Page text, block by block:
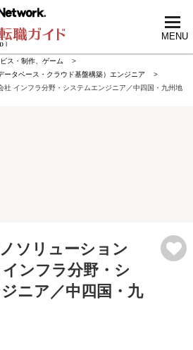
MENU
ス・制作、ゲーム
ータベース・クラウド基盤構築）エンジニア
社 インフラ分野・システムエンジニア／中四国・九州地
ソリューション
ンフラ分野・シ
ニア／中四国・九